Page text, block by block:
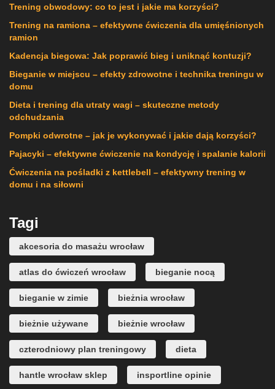
Trening obwodowy: co to jest i jakie ma korzyści?
Trening na ramiona – efektywne ćwiczenia dla umięśnionych
ramion
Kadencja biegowa: Jak poprawić bieg i uniknąć kontuzji?
Bieganie w miejscu – efekty zdrowotne i technika treningu w
domu
Dieta i trening dla utraty wagi – skuteczne metody
odchudzania
Pompki odwrotne – jak je wykonywać i jakie dają korzyści?
Pajacyki – efektywne ćwiczenie na kondycję i spalanie kalorii
Ćwiczenia na pośladki z kettlebell – efektywny trening w
domu i na siłowni
Tagi
akcesoria do masażu wrocław
atlas do ćwiczeń wrocław bieganie nocą
bieganie w zimie bieżnia wrocław
bieżnie używane bieżnie wrocław
czterodniowy plan treningowy dieta
hantle wrocław sklep insportline opinie